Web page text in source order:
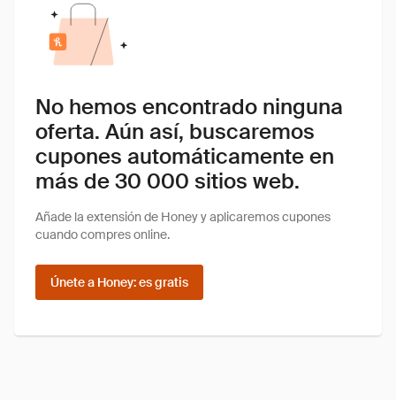
No hemos encontrado ninguna
oferta. Aún así, buscaremos
cupones automáticamente en
más de 30 000 sitios web.
Añade la extensión de Honey y aplicaremos cupones
cuando compres online.
Únete a Honey: es gratis